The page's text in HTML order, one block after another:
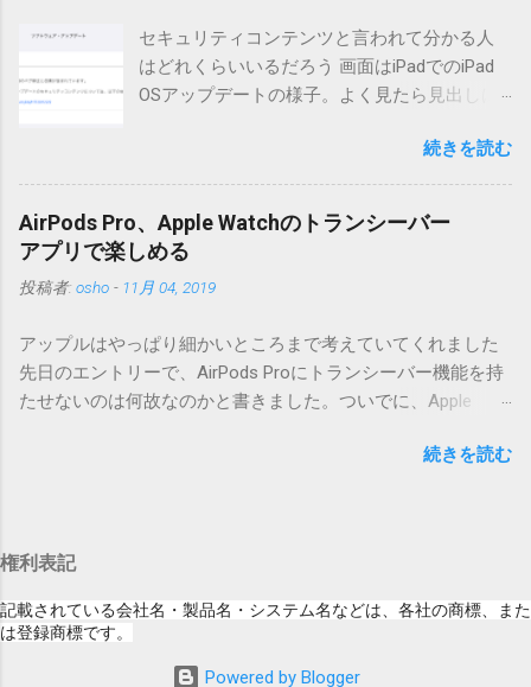
版へのアップデートを強くお勧めしてます。 mail-entry.zipを
ダウンロードするにはここをクリックしてください。
（Windowsから解凍したフォルダを見ると「_MACOSX」とい
りませんので無視してください。MacOS XでZIP圧縮している
ため、Mac独自のファイル情報が含まれてしまうようで
す。） Ver.0.3.0以降用の差分ファイルはこちら 。ZIP圧縮して
まとめてあります。いまのバージョン番号と同じバージョン
合は一つずつ順に適用していく必要があります。0.5.0以降
ません。改造してる方向けに、バージョンアップポイントを
お知らせするのが主な目的となっています。 まずはどんなふ
うに使うものか説明し、設置方法は後述します。 使い方 メー
ル本文の1行目にauthor（投稿者）を、2行目にカテゴリを、
追記項目（extend）として扱われますので、必要に応じて指
ん。また、<>の中の文字は、設...
セキュリティコンテンツと言われて分かる人
はどれくらいいるだろう 画面はiPadでのiPad
OSアップデートの様子。よく見たら見出しは
の名前としてはいまだにiOSのままとか、そん
な理由じゃないでしょうね。 それは混乱のも
ア・アップデートのセキュリティコンテンツ
については、以下のWebサイトをご覧くださ
い」の部分。 セキュリティコンテンツ…？ こ
す。人によってはここで悩んだ結果、アップ
デートをしない人も出てきそうですよ。アッ
プデートに限らず、分からないけどやってみ
が多いと思います。経験上の感覚ですけれ
定アイコンにアップデートがある旨のバッヂ
かもしれません） さらにさらに。スクショの
続きを読む
AirPods Pro、Apple Watchのトランシーバー
アプリで楽しめる
投稿者: osho - 11月 04, 2019
アップルはやっぱり細かいところまで考えていてくれました
先日のエントリーで、AirPods Proにトランシーバー機能を持
たせないのは何故なのかと書きました。ついでに、Apple
はiPhoneに接続してるから使えないじゃん云々を書いたので
Watchでトランシーバーアプリを起動すると、AirPodsはトラ
ンシーバーのために機能するようになります。Apple Watchの
画面上にある送信ボタン（黄色い大きな丸）を押している
続きを読む
権利表記
記載されている会社名・製品名・システム名などは、各社の商標、また
は登録商標です。
Powered by Blogger